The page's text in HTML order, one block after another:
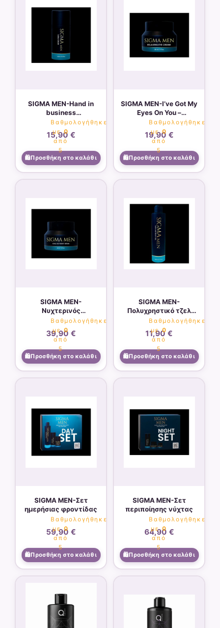
SIGMA MEN-Hand in
business
αναζωογονητική
κρέμα χεριών 100ml
Βαθμολογήθηκε
με0
από
5
15,90 €
Προσθήκη στο καλάθι
SIGMA MEN-I’ve Got My
Eyes On You –
αναζωογονητική
κρέμα ματιών 30ml
Βαθμολογήθηκε
με0
από
5
19,90 €
Προσθήκη στο καλάθι
SIGMA MEN-
Νυχτερινός
αναζωογονητικός
θρεπτικός ορός νύχτας
50ml
Βαθμολογήθηκε
με0
από
5
39,90 €
Προσθήκη στο καλάθι
SIGMA MEN-
Πολυχρηστικό τζελ
καθαρισμού Elixir για
μαλλιά και σώμα 200ml
Βαθμολογήθηκε
με0
από
5
11,90€
Προσθήκη στο καλάθι
SIGMA MEN-Σετ
ημερήσιας φροντίδας
Βαθμολογήθηκε
με0
από
5
59,90 €
Προσθήκη στο καλάθι
SIGMA MEN-Σετ
περιποίησης νύχτας
Βαθμολογήθηκε
με0
από
5
64,90 €
Προσθήκη στο καλάθι